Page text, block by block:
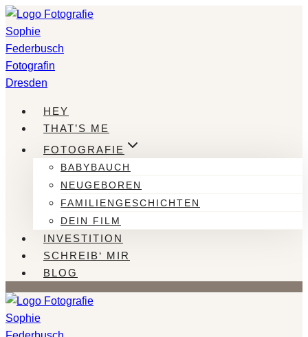
Zum
Inhalt
springen
HEY
THAT’S ME
FOTOGRAFIE
BABYBAUCH
NEUGEBOREN
FAMILIENGESCHICHTEN
DEIN FILM
INVESTITION
SCHREIB‘ MIR
BLOG